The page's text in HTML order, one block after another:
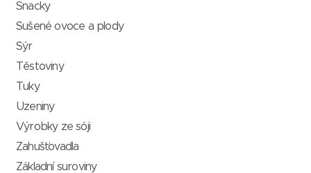
Snacky
Sušené ovoce a plody
Sýr
Těstoviny
Tuky
Uzeniny
Výrobky ze sóji
Zahušťovadla
Základní suroviny